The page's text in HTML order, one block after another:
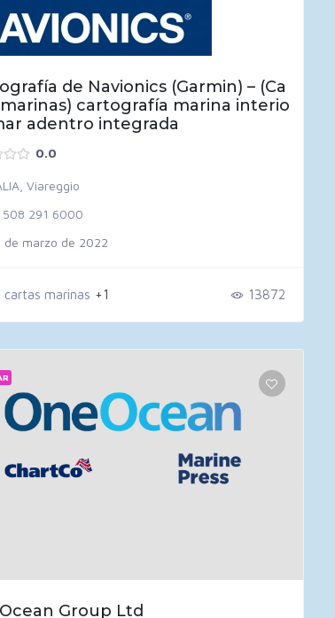
de Navionics (Garmin) – (Ca
cartografía marina interio
adentro integrada
0.0
,Viareggio
508 291 6000
de marzo de 2022
cartas marinas +1 13872
Group Ltd